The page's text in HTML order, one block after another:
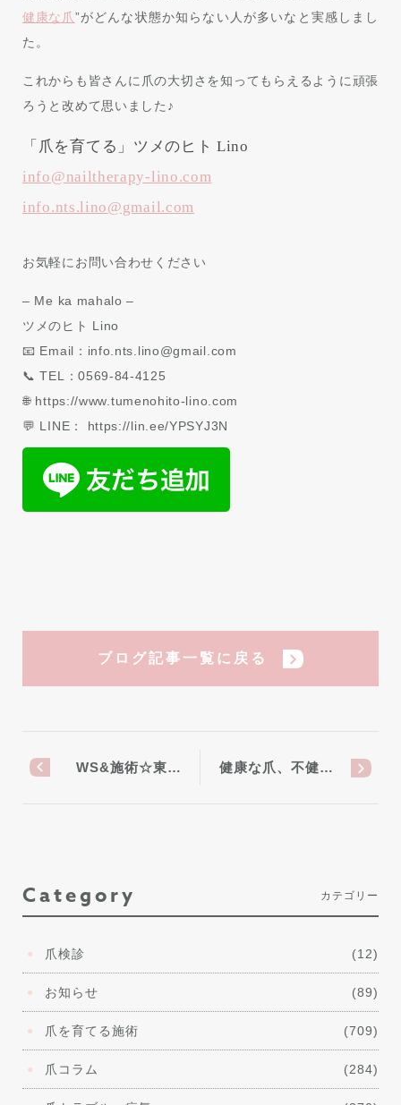
健康な爪”がどんな状態か知らない人が多いなと実感しまし
た。
これからも皆さんに爪の大切さを知ってもらえるように頑張
ろうと改めて思いました♪
「爪を育てる」ツメのヒト Lino
info@nailtherapy-lino.com
info.nts.lino@gmail.com
お気軽にお問い合わせください
– Me ka mahalo –
ツメのヒト Lino
📧 Email：info.nts.lino@gmail.com
📞 TEL：0569-84-4125
🌐 https://www.tumenohito-lino.com
💬 LINE： https://lin.ee/YPSYJ3N
ブログ記事一覧に戻る
WS&施術☆東… 健康な爪、不健…
Category カテゴリー
爪検診 (12)
お知らせ (89)
爪を育てる施術 (709)
爪コラム (284)